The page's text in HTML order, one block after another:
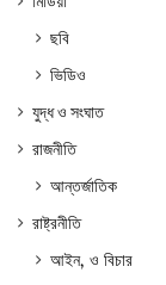
ছবি
ভিডিও
যুদ্ধ ও সংঘাত
রাজনীতি
আন্তর্জাতিক
রাষ্ট্রনীতি
আইন, ও বিচার